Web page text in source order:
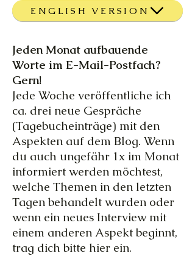
ENGLISH VERSION
Jeden Monat aufbauende
Worte im E-Mail-Postfach?
Gern!
Jede Woche veröffentliche ich
ca. drei neue Gespräche
(Tagebucheinträge) mit den
Aspekten auf dem Blog. Wenn
du auch ungefähr 1x im Monat
informiert werden möchtest,
welche Themen in den letzten
Tagen behandelt wurden oder
wenn ein neues Interview mit
einem anderen Aspekt beginnt,
trag dich bitte hier ein.